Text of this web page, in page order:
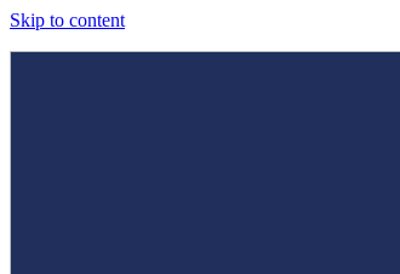
Skip to content